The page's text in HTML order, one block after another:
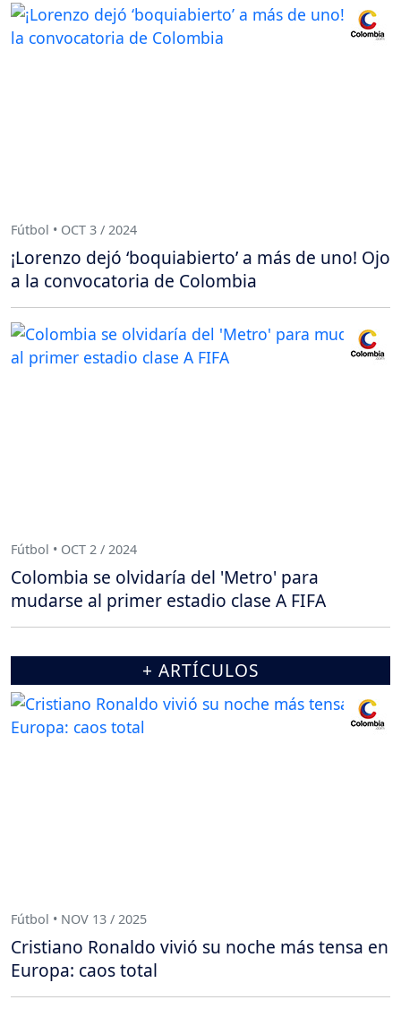
Fútbol • OCT 3 / 2024
¡Lorenzo dejó ‘boquiabierto’ a más de uno! Ojo
a la convocatoria de Colombia
Fútbol • OCT 2 / 2024
Colombia se olvidaría del 'Metro' para
mudarse al primer estadio clase A FIFA
+ ARTÍCULOS
Fútbol • NOV 13 / 2025
Cristiano Ronaldo vivió su noche más tensa en
Europa: caos total